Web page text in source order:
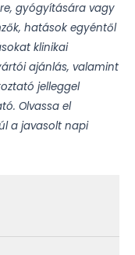
gyógyítására vagy
hatások egyéntől
klinikai
ajánlás, valamint
jelleggel
Olvassa el
a javasolt napi